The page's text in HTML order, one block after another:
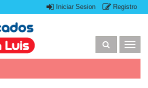
Iniciar Sesion Registro